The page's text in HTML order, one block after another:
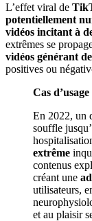
L’effet viral de
potentiellement
vidéos incitant à
extrêmes se
vidéos générant
positives ou
Cas
En 2022, un
souffle
extrême
contenus
créant une
utilisateurs,
et au plaisir